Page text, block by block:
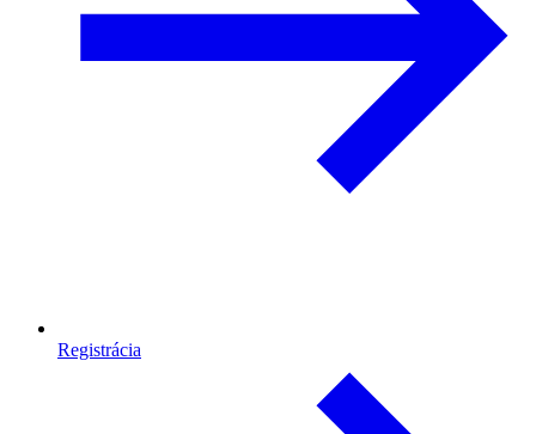
Registrácia